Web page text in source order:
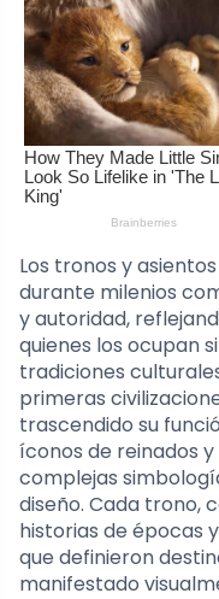
Los tronos y
durante milenios
y autoridad,
quienes los ocupan
tradiciones
primeras
trascendido su
íconos de reinados
complejas
diseño. Cada trono,
historias de épocas
que definieron
manifestado